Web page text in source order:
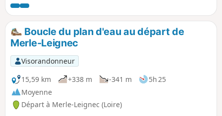
bachats, mégalithes, église et croix classée. Point principal
du sentier : découverte d'un four à poix en état de
fonctionnement. Témoin de l'activité ancienne dans les
forêts de la région, l'extraction de la poix grâce à un
procédé spécifique permettait la fabrication de la poix
destinée à l'étanchéification des bateaux. Un panneau
explicatif se trouve sur place. Vous repèrerez facilement ces
petits trésors patrimoniaux par des blasons en plexiglas
aux couleurs de la commune, Jaune et Vert.
Boucle du plan d'eau au départ de
Merle-Leignec
Visorandonneur
15,59 km
+338 m -341 m
5h 25
Moyenne
Départ à Merle-Leignec (Loire)